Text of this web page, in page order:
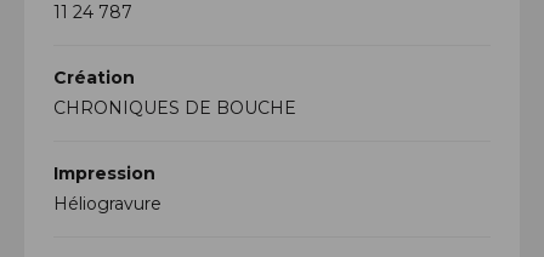
11 24 787
Création
CHRONIQUES DE BOUCHE
Impression
Héliogravure